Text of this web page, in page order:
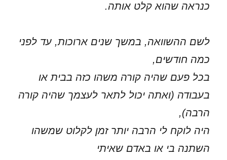
כנראה שהוא קלט אותה.
לשם ההשוואה, במשך שנים ארוכות, עד לפני
כמה חודשים,
בכל פעם שהיה קורה משהו כזה בבית או
בעבודה (ואתה יכול לתאר לעצמך שהיה קורה
הרבה),
היה לוקח לי הרבה יותר זמן לקלוט שמשהו
השתנה בי או באדם שאיתי